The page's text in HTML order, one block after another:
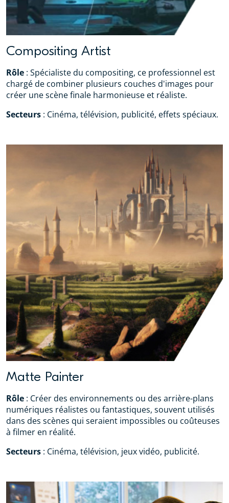
Compositing Artist
Rôle : Spécialiste du compositing, ce professionnel est
chargé de combiner plusieurs couches d'images pour
créer une scène finale harmonieuse et réaliste.
Secteurs : Cinéma, télévision, publicité, effets spéciaux.
Matte Painter
Rôle : Créer des environnements ou des arrière-plans
numériques réalistes ou fantastiques, souvent utilisés
dans des scènes qui seraient impossibles ou coûteuses
à filmer en réalité.
Secteurs : Cinéma, télévision, jeux vidéo, publicité.